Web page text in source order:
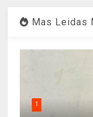
Mas Leidas
1